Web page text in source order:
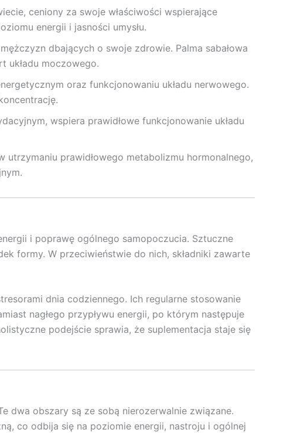
ceniony za swoje właściwości wspierające
energii i jasności umysłu.
dbających o swoje zdrowie. Palma sabałowa
układu moczowego.
oraz funkcjonowaniu układu nerwowego.
wspiera prawidłowe funkcjonowanie układu
prawidłowego metabolizmu hormonalnego,
i poprawę ogólnego samopoczucia. Sztuczne
formy. W przeciwieństwie do nich, składniki zawarte
dnia codziennego. Ich regularne stosowanie
nagłego przypływu energii, po którym następuje
podejście sprawia, że suplementacja staje się
dwa obszary są ze sobą nierozerwalnie związane.
co odbija się na poziomie energii, nastroju i ogólnej